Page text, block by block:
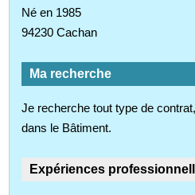
Né en 1985
94230 Cachan
Ma recherche
Je recherche tout type de
dans le Bâtiment.
Expériences